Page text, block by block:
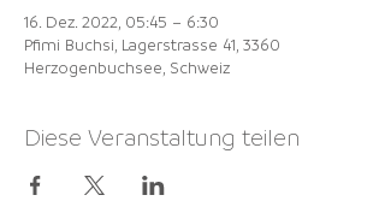
16. Dez. 2022, 05:45 – 6:30
Pfimi Buchsi, Lagerstrasse 41, 3360
Herzogenbuchsee, Schweiz
Diese Veranstaltung teilen